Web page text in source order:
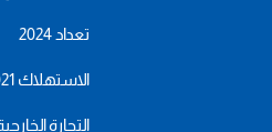
تعداد 2024
الاستهلاك 2021
التجارة